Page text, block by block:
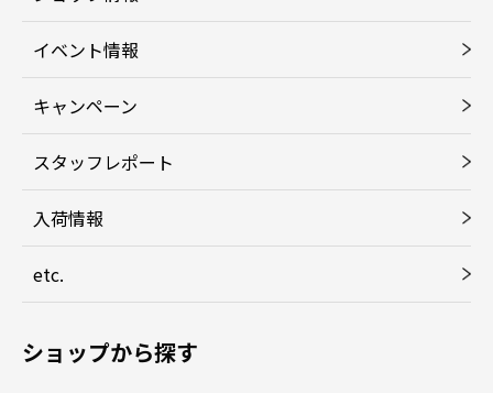
イベント情報
キャンペーン
スタッフレポート
入荷情報
etc.
ショップから探す